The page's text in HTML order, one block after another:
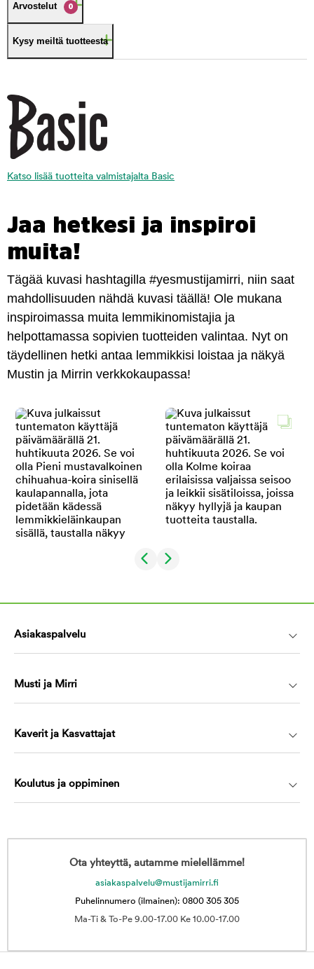
Arvostelut 0
Kysy meiltä tuotteesta
Katso lisää tuotteita valmistajalta Basic
Jaa hetkesi ja inspiroi
muita!
Tägää kuvasi hashtagilla #yesmustijamirri, niin saat
mahdollisuuden nähdä kuvasi täällä! Ole mukana
inspiroimassa muita lemmikinomistajia ja
helpottamassa sopivien tuotteiden valintaa. Nyt on
täydellinen hetki antaa lemmikkisi loistaa ja näkyä
Mustin ja Mirrin verkkokaupassa!
Asiakaspalvelu
Musti ja Mirri
Kaverit ja Kasvattajat
Koulutus ja oppiminen
Ota yhteyttä, autamme mielellämme!
asiakaspalvelu@mustijamirri.fi
Puhelinnumero (ilmainen): 0800 305 305
Ma-Ti & To-Pe 9.00-17.00 Ke 10.00-17.00